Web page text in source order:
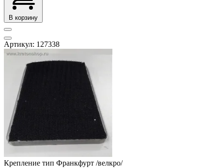
В корзину
Артикул: 127338
Крепление тип Франкфурт /велкро/